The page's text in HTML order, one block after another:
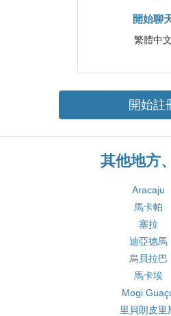
開始聊
繁體中文
開始註
其他地方
Aracaju
馬卡帕
塞拉
迪亞德馬
烏貝拉巴
馬卡埃
Mogi
里貝朗皮里